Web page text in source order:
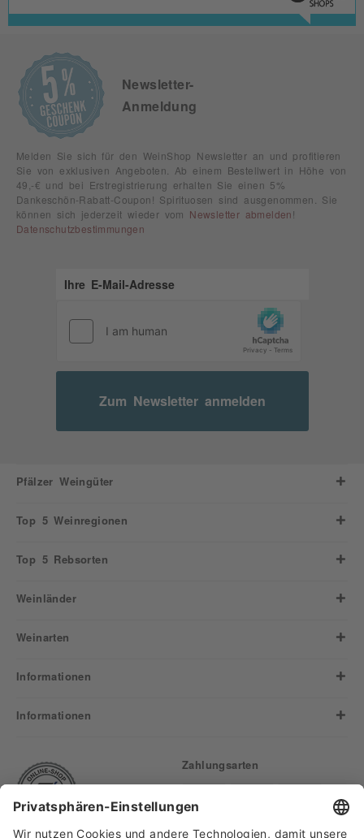
Newsletter-
Anmeldung
Melden Sie sich für den WeinShop Newsletter an und profitieren
Sie von exklusiven Angeboten. Ab einem Bestellwert in Höhe von
49,-€ und bei Erstregistrierung erhalten Sie einen 5%
Dankeschön-Rabatt-Coupon! Spirituosen sind ausgenommen. Sie
können sich jederzeit wieder vom Newsletter abmelden !
Datenschutzbestimmungen
Zum Newsletter anmelden
Pfälzer Weingüter
Top 5 Weinregionen
Top 5 Rebsorten
Weinländer
Weinarten
Informationen
Informationen
Zahlungsarten